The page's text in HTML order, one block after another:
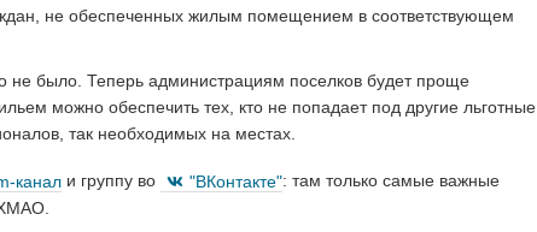
не обеспеченных жилым помещением в соответствующем
не было. Теперь администрациям поселков будет проще
можно обеспечить тех, кто не попадает под другие льготные
так необходимых на местах.
канал и группу во "ВКонтакте": там только самые важные